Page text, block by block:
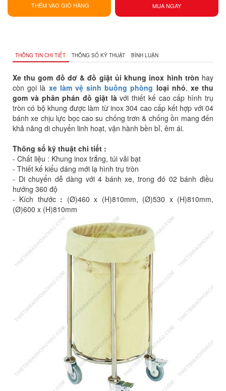
THÊM VÀO GIỎ HÀNG MUA NGAY
THÔNG TIN CHI TIẾT THÔNG SỐ KỸ THUẬT BÌNH LUẬN
Xe thu gom đồ dơ & đồ giặt ủi khung inox hình tròn hay
còn gọi là xe làm vệ sinh buồng phòng loại nhỏ, xe thu
gom và phân phán đồ giặt làvới thiết kế cao cấp hình trụ
tròn có bộ khung được làm từ inox 304 cao cấp kết hợp với 04
bánh xe chịu lực bọc cao su chống trơn & chống ồn mang đến
khả năng di chuyển linh hoạt, vận hành bền bỉ, êm ái.
Thông số kỹ thuật chi tiết :
- Chất liệu : Khung inox trắng, túi vải bạt
- Thiết kế kiểu dáng mới lạ hình trụ tròn
- Di chuyển dễ dàng với 4 bánh xe, trong đó 02 bánh điều
hướng 360 độ
- Kích thước : (Ø)460 x (H)810mm, (Ø)530 x (H)810mm,
(Ø)600 x (H)810mm